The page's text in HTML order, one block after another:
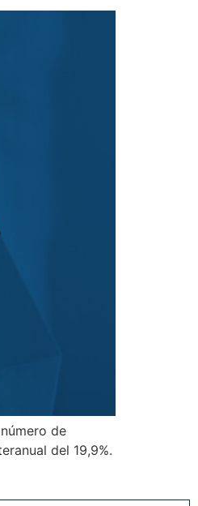
de
del 19,9%.